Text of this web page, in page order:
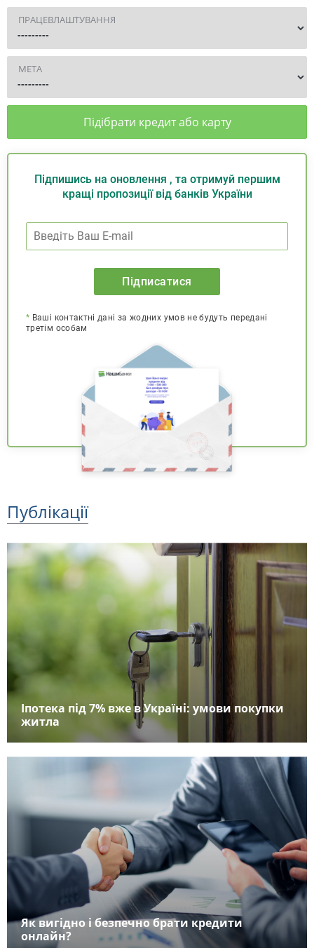
ПРАЦЕВЛАШТУВАННЯ
МЕТА
Підібрати кредит або карту
Підпишись на оновлення , та отримуй першим
кращі пропозиції від банків України
Підписатися
* Ваші контактні дані за жодних умов не будуть передані
третім особам
Публікації
Іпотека під 7% вже в Україні: умови покупки
житла
Як вигідно і безпечно брати кредити
онлайн?